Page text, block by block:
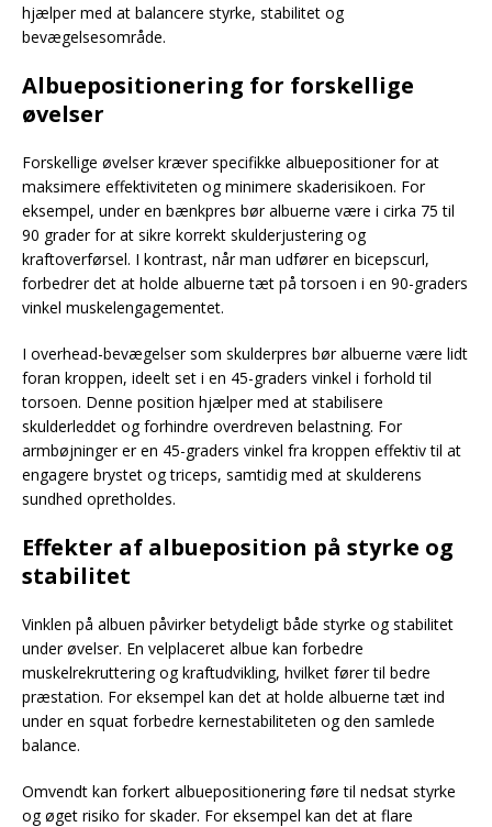
hjælper med at balancere styrke, stabilitet og
bevægelsesområde.
Albuepositionering for forskellige
øvelser
Forskellige øvelser kræver specifikke albuepositioner for at
maksimere effektiviteten og minimere skaderisikoen. For
eksempel, under en bænkpres bør albuerne være i cirka 75 til
90 grader for at sikre korrekt skulderjustering og
kraftoverførsel. I kontrast, når man udfører en bicepscurl,
forbedrer det at holde albuerne tæt på torsoen i en 90-graders
vinkel muskelengagementet.
I overhead-bevægelser som skulderpres bør albuerne være lidt
foran kroppen, ideelt set i en 45-graders vinkel i forhold til
torsoen. Denne position hjælper med at stabilisere
skulderleddet og forhindre overdreven belastning. For
armbøjninger er en 45-graders vinkel fra kroppen effektiv til at
engagere brystet og triceps, samtidig med at skulderens
sundhed opretholdes.
Effekter af albueposition på styrke og
stabilitet
Vinklen på albuen påvirker betydeligt både styrke og stabilitet
under øvelser. En velplaceret albue kan forbedre
muskelrekruttering og kraftudvikling, hvilket fører til bedre
præstation. For eksempel kan det at holde albuerne tæt ind
under en squat forbedre kernestabiliteten og den samlede
balance.
Omvendt kan forkert albuepositionering føre til nedsat styrke
og øget risiko for skader. For eksempel kan det at flare